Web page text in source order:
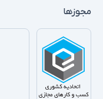
مجوزها